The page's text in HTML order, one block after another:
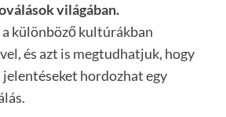
világában.
különböző kultúrákban
és azt is megtudhatjuk, hogy
hordozhat egy